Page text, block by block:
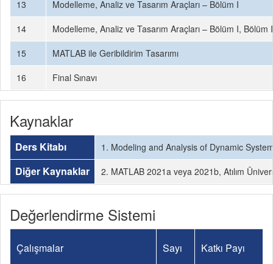
13
Modelleme, Analiz ve Tasarım Araçları – Bölüm I
14
Modelleme, Analiz ve Tasarım Araçları – Bölüm I, Bölüm
15
MATLAB ile Geribildirim Tasarımı
16
Final Sınavı
Kaynaklar
Ders Kitabı 1. Modeling and Analysis of Dynamic
Diğer Kaynaklar 2. MATLAB 2021a veya 2021b, Atılım
Değerlendirme Sistemi
Çalışmalar Sayı Katkı Payı